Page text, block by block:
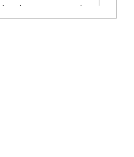
des marques du
niveau mondial, et